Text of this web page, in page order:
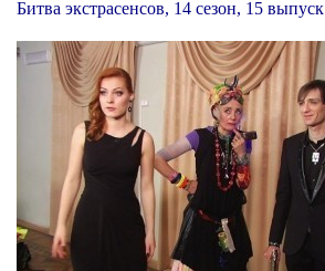
Битва экстрасенсов, 14 сезон, 15 выпуск